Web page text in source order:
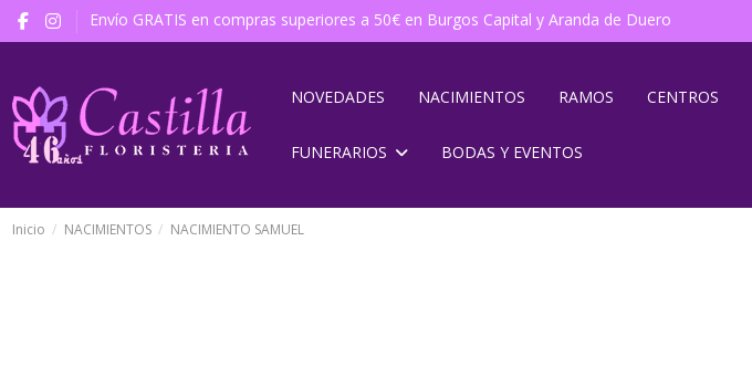
Envío GRATIS en compras superiores a 50€ en Burgos Capital y Aranda de Duero
NOVEDADES NACIMIENTOS RAMOS CENTROS
FUNERARIOS BODAS Y EVENTOS
Inicio NACIMIENTOS NACIMIENTO SAMUEL